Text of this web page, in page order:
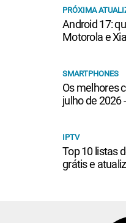
PRÓXIMA
Android 17:
Motorola e
SMARTPHONES
Os melhores
julho de 2026
IPTV
Top 10 listas
grátis e